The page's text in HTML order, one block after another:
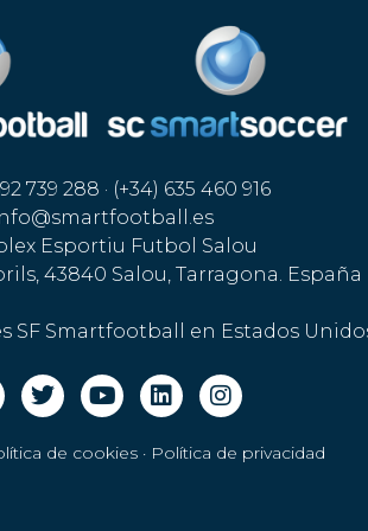
739 288 · (+34) 635 460 916
Esportiu Futbol Salou
43840 Salou, Tarragona. España
SF Smartfootball en Estados
de cookies· Política de privacidad